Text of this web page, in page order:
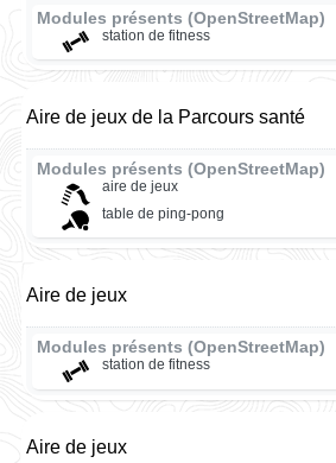
Modules présents (OpenStreetMap)
station de fitness
Aire de jeux de la Parcours santé
Modules présents (OpenStreetMap)
aire de jeux
table de ping-pong
Aire de jeux
Modules présents (OpenStreetMap)
station de fitness
Aire de jeux